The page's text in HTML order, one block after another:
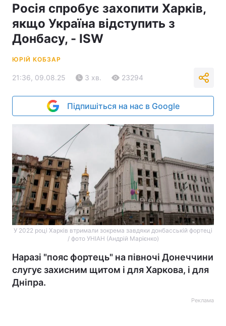
Росія спробує захопити Харків,
якщо Україна відступить з
Донбасу, - ISW
ЮРІЙ КОБЗАР
21:36, 09.08.25 3 хв. 23294
Підпишіться на нас в Google
У 2022 році Харків втримали зокрема завдяки донбасській фортеці
/ фото УНІАН (Андрій Марієнко)
Наразі "пояс фортець" на півночі Донеччини
слугує захисним щитом і для Харкова, і для
Дніпра.
Реклама